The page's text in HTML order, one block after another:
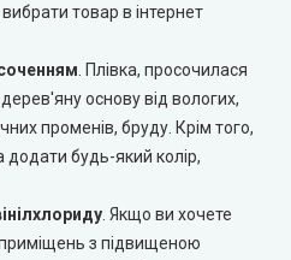
товар в інтернет
. Плівка, просочилася
основу від вологих,
променів, бруду. Крім того,
додати будь-який колір,
. Якщо ви хочете
приміщень з підвищеною